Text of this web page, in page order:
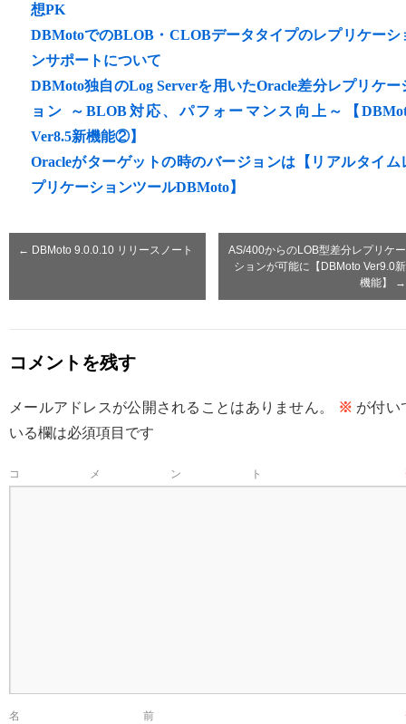
想PK
DBMotoでのBLOB・CLOBデータタイプのレプリケーシ
ンサポートについて
DBMoto独自のLog Serverを用いたOracle差分レプリケー
ョン ～BLOB対応、パフォーマンス向上～【
Ver8.5新機能②】
Oracleがターゲットの時のバージョンは【リアルタイム
プリケーションツールDBMoto】
← DBMoto 9.0.0.10 リリースノート
AS/400からのLOB型差分レプリケー
ションが可能に【DBMoto Ver9.0新
機能】
→
コメントを残す
メールアドレスが公開されることはありません。 ※ が付い
いる欄は必須項目です
コメント
名前